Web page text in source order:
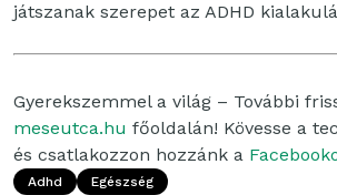
játszanak szerepet az ADHD
Gyerekszemmel a világ – További
meseutca.hu főoldalán! Kövesse a
és csatlakozzon hozzánk a
Adhd Egészség